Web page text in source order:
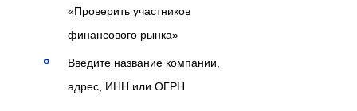
«Проверить участников
финансового рынка»
Введите название компании,
адрес, ИНН или ОГРН